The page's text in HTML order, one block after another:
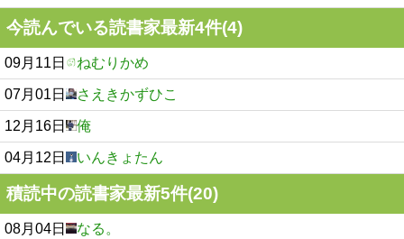
今読んでいる読書家最新4件(4)
09月11日 ねむりかめ
07月01日 さえきかずひこ
12月16日 俺
04月12日 いんきょたん
積読中の読書家最新5件(20)
08月04日 なる。